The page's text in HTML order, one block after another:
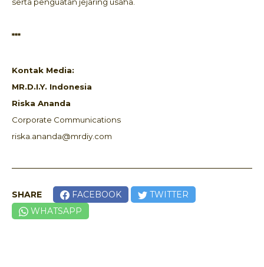
***
Kontak Media:
MR.D.I.Y. Indonesia
Riska Ananda
Corporate Communications
riska.ananda@mrdiy.com
SHARE FACEBOOK
TWITTER
WHATSAPP